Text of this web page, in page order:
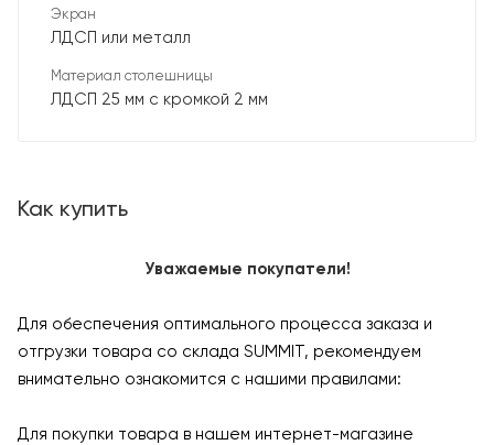
Экран
ЛДСП или металл
Материал столешницы
ЛДСП 25 мм с кромкой 2 мм
Как купить
Уважаемые покупатели!
Для обеспечения оптимального процесса заказа и
отгрузки товара со склада SUMMIT, рекомендуем
внимательно ознакомится с нашими правилами:
Для покупки товара в нашем интернет-магазине